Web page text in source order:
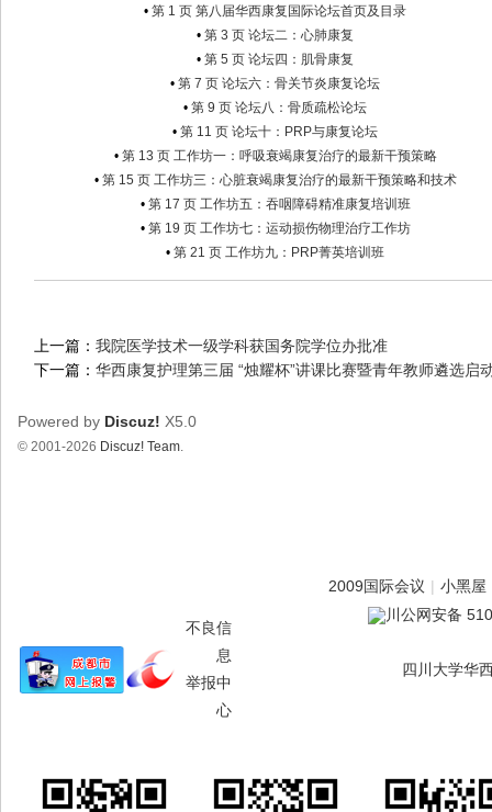
• 第 1 页 第八届华西康复国际论坛首页及目录
• 第 3 页 论坛二：心肺康复
• 第 5 页 论坛四：肌骨康复
• 第 7 页 论坛六：骨关节炎康复论坛
• 第 9 页 论坛八：骨质疏松论坛
• 第 11 页 论坛十：PRP与康复论坛
• 第 13 页 工作坊一：呼吸衰竭康复治疗的最新干预策略
• 第 15 页 工作坊三：心脏衰竭康复治疗的最新干预策略和技术
• 第 17 页 工作坊五：吞咽障碍精准康复培训班
• 第 19 页 工作坊七：运动损伤物理治疗工作坊
• 第 21 页 工作坊九：PRP菁英培训班
上一篇： 我院医学技术一级学科获国务院学位办批准
下一篇： 华西康复护理第三届 “烛耀杯”讲课比赛暨青年教师遴选启
2009国际会议 | 小黑屋
不良信
息
举报中
心
川公网安备
四川大学华
Powered by Discuz! X5.0
© 2001-2026 Discuz! Team